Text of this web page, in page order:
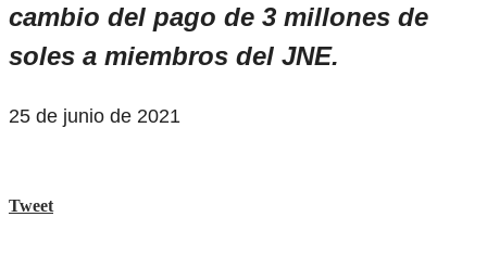
cambio del pago de 3 millones de
soles a miembros del JNE.
25 de junio de 2021
Tweet